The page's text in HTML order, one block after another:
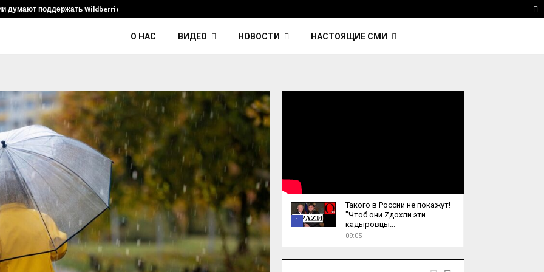
думают поддержать Wildberries и его…
О НАС ВИДЕО НОВОСТИ НАСТОЯЩИЕ СМИ
1
u
Такого в России не покажут!
"Чтоб они Zдохли эти
кадыровцы...
09:05